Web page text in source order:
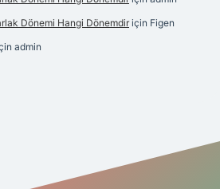
Dönemi Hangi Dönemdir için Figen
admin